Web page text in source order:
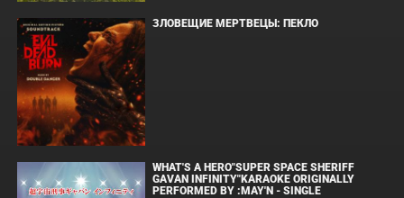
ЗЛОВЕЩИЕ МЕРТВЕЦЫ: ПЕКЛО
WHAT'S A HERO"SUPER SPACE SHERIFF
GAVAN INFINITY"KARAOKE ORIGINALLY
PERFORMED BY :MAY'N - SINGLE